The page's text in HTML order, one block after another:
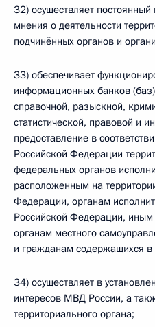
32) осуществляет
мнения о деятельности
подчинённых органов и
33) обеспечивает
информационных банков
справочной, разыскной,
статистической, правовой и
предоставление в
Российской Федерации
федеральных органов
расположенным на
Федерации, органам
Российской Федерации, иным
органам местного
и гражданам содержащихся в
34) осуществляет в
интересов МВД России, а
территориального органа;